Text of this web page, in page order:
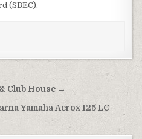
(SBEC).
Club House →
Yamaha Aerox 125 LC